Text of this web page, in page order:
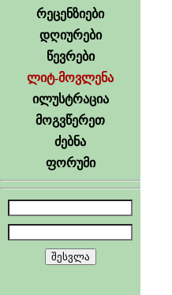
რეცენზიები
დღიურები
წევრები
ლიტ-მოვლენა
ილუსტრაცია
მოგვწერეთ
ძებნა
ფორუმი